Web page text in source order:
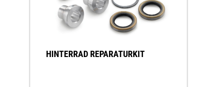
HINTERRAD REPARATURKIT